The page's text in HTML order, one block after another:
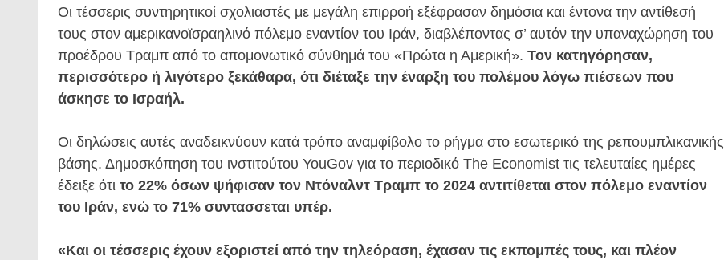
Οι τέσσερις συντηρητικοί σχολιαστές με μεγάλη επιρροή εξέφρασαν δημόσια και έντονα την αντίθεσή
τους στον αμερικανοϊσραηλινό πόλεμο εναντίον του Ιράν, διαβλέποντας σ’ αυτόν την υπαναχώρηση του
προέδρου Τραμπ από το απομονωτικό σύνθημά του «Πρώτα η Αμερική». Τον κατηγόρησαν,
περισσότερο ή λιγότερο ξεκάθαρα, ότι διέταξε την έναρξη του πολέμου λόγω πιέσεων που
άσκησε το Ισραήλ.
Οι δηλώσεις αυτές αναδεικνύουν κατά τρόπο αναμφίβολο το ρήγμα στο εσωτερικό της ρεπουμπλικανικής
βάσης. Δημοσκόπηση του ινστιτούτου YouGov για το περιοδικό The Economist τις τελευταίες ημέρες
έδειξε ότι το 22% όσων ψήφισαν τον Ντόναλντ Τραμπ το 2024 αντιτίθεται στον πόλεμο εναντίον
του Ιράν, ενώ το 71% συντασσεται υπέρ.
«Και οι τέσσερις έχουν εξοριστεί από την τηλεόραση, έχασαν τις εκπομπές τους, και πλέον